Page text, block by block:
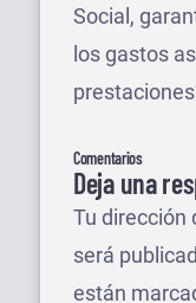
Social,
los gastos
Comentarios
Deja una
Tu dirección
será
están